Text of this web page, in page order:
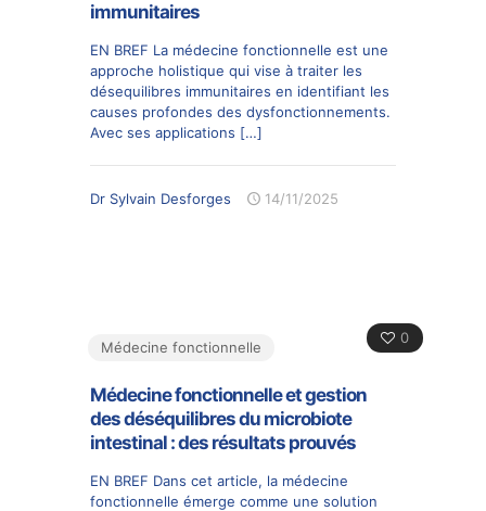
immunitaires
EN BREF La médecine fonctionnelle est une
approche holistique qui vise à traiter les
désequilibres immunitaires en identifiant les
causes profondes des dysfonctionnements.
Avec ses applications […]
Dr Sylvain Desforges 14/11/2025
0
Médecine fonctionnelle
Médecine fonctionnelle et gestion
des déséquilibres du microbiote
intestinal : des résultats prouvés
EN BREF Dans cet article, la médecine
fonctionnelle émerge comme une solution